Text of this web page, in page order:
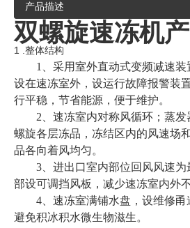
产品描述
双螺旋速冻机
1 .整体结构
1、采用室外直动式变频减速装
设在速冻室外，设运行故障报警装
行平稳，节省能源，便于维护。
2、速冻室内对称风循环；蒸
螺旋各层冻品，冻结区内的风速场
品各向着风均匀。
3、进出口室内部位回风风速
部设可调挡风板，减少速冻室内外
4、速冻室满铺水盘，设维修甬
避免积冰积水微生物滋生。